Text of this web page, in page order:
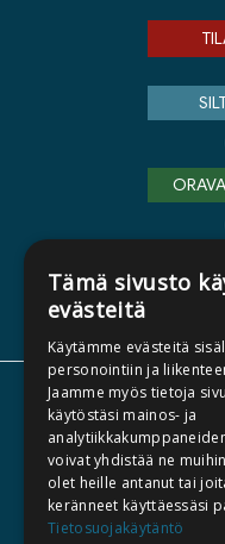
Tämä sivusto
evästeitä
Käytämme evästeitä
personointiin ja
Jaamme myös tietoja
käytöstäsi mainos- ja
voivat yhdistää ne
olet heille antanut tai
keränneet käyttäessäsi
Tietosuojakäytäntö